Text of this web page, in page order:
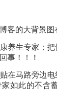
客的大背景
养生专家；
事！！！
在马路旁边
如此的不含